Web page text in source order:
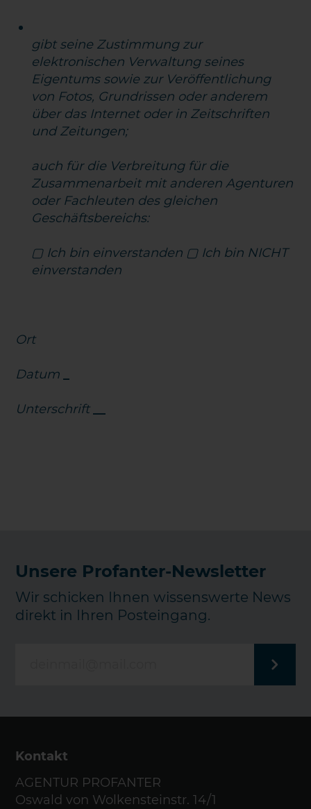
gibt seine Zustimmung zur
elektronischen Verwaltung seines
Eigentums sowie zur Veröffentlichung
von Fotos, Grundrissen oder anderem
über das Internet oder in Zeitschriften
und Zeitungen;
auch für die Verbreitung für die
Zusammenarbeit mit anderen Agenturen
oder Fachleuten des gleichen
Geschäftsbereichs:
▢ Ich bin einverstanden ▢ Ich bin NICHT
einverstanden
Ort
Datum
Unterschrift
Unsere Profanter-Newsletter
Wir schicken Ihnen wissenswerte News
direkt in Ihren Posteingang.
Kontakt
AGENTUR PROFANTER
Oswald von Wolkensteinstr. 14/1